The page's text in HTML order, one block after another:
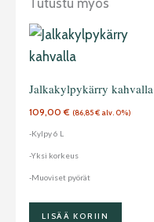
Jalkakylpykärry kahvalla
109,00€ (86,85€ alv. 0%)
-Kylpy 6 L
-Yksi korkeus
-Muoviset pyörät
LISÄÄ KORIIN